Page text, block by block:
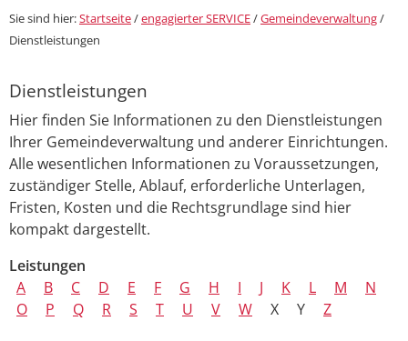
Sie sind hier:Startseite/engagierter SERVICE/Gemeindeverwaltung/
Dienstleistungen
Dienstleistungen
Hier finden Sie Informationen zu den Dienstleistungen
Ihrer Gemeindeverwaltung und anderer Einrichtungen.
Alle wesentlichen Informationen zu Voraussetzungen,
zuständiger Stelle, Ablauf, erforderliche Unterlagen,
Fristen, Kosten und die Rechtsgrundlage sind hier
kompakt dargestellt.
Leistungen
A
B C D E F G H I J K L M
N
O
P Q R S T U V W X Y Z